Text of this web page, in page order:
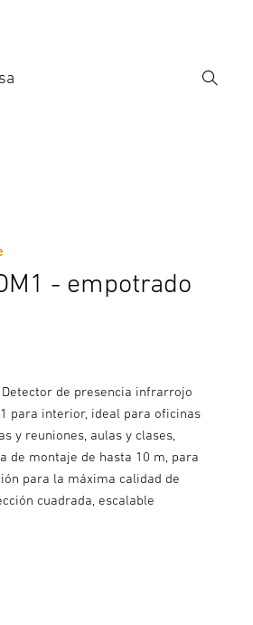
- empotrado
de presencia infrarrojo
para interior, ideal para oficinas
y reuniones, aulas y clases,
de montaje de hasta 10 m, para
para la máxima calidad de
cuadrada, escalable